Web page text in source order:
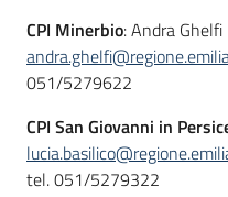
CPI Minerbio: Andra Ghelfi
051/5279622
CPI San Giovanni in
tel. 051/5279322